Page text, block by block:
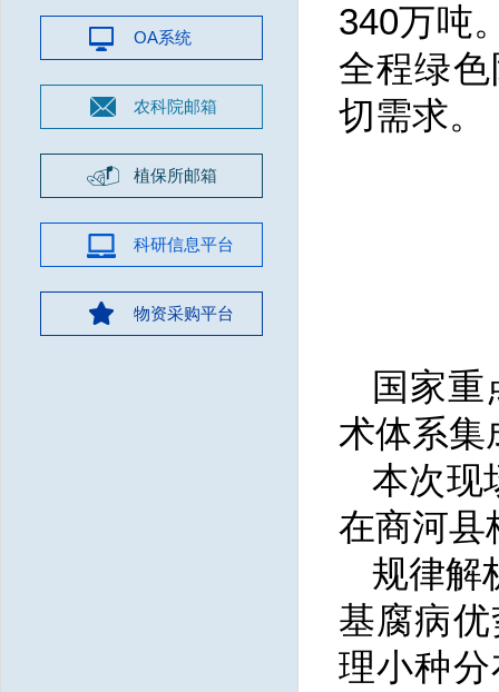
OA系统
农科院邮箱
植保所邮箱
科研信息平台
物资采购平台
340万吨
全程绿
切需求。
国家
术体系集
本次现
在商河县
规律解
基腐病
理小种